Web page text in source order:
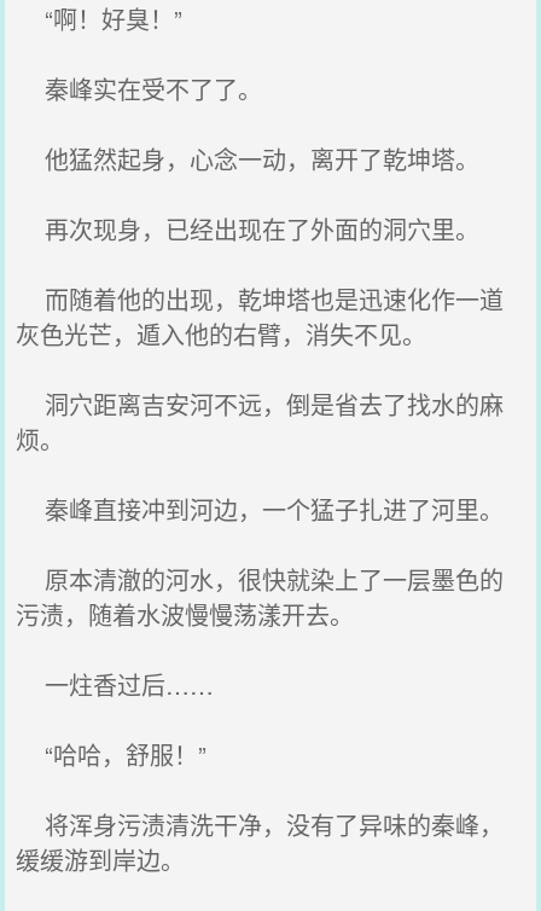
“啊！好臭！”
秦峰实在受不了了。
他猛然起身，心念一动，离开了乾坤塔。
再次现身，已经出现在了外面的洞穴里。
而随着他的出现，乾坤塔也是迅速化作一道
灰色光芒，遁入他的右臂，消失不见。
洞穴距离吉安河不远，倒是省去了找水的麻
烦。
秦峰直接冲到河边，一个猛子扎进了河里。
原本清澈的河水，很快就染上了一层墨色的
污渍，随着水波慢慢荡漾开去。
一炷香过后……
“哈哈，舒服！”
将浑身污渍清洗干净，没有了异味的秦峰，
缓缓游到岸边。